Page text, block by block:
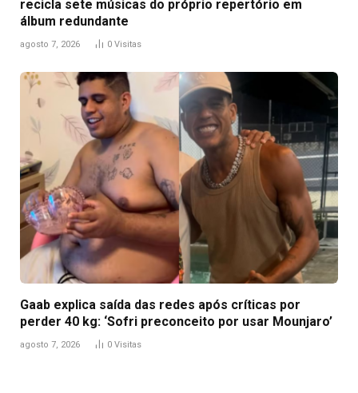
recicla sete músicas do próprio repertório em
álbum redundante
agosto 7, 2026 0 Visitas
Gaab explica saída das redes após críticas por
perder 40 kg: ‘Sofri preconceito por usar Mounjaro’
agosto 7, 2026 0 Visitas